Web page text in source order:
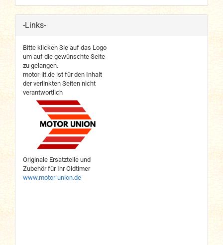
-Links-
Bitte klicken Sie auf das Logo
um auf die gewünschte Seite
zu gelangen.
motor-lit.de ist für den Inhalt
der verlinkten Seiten nicht
verantwortlich
Originale Ersatzteile und
Zubehör für Ihr Oldtimer
www.motor-union.de